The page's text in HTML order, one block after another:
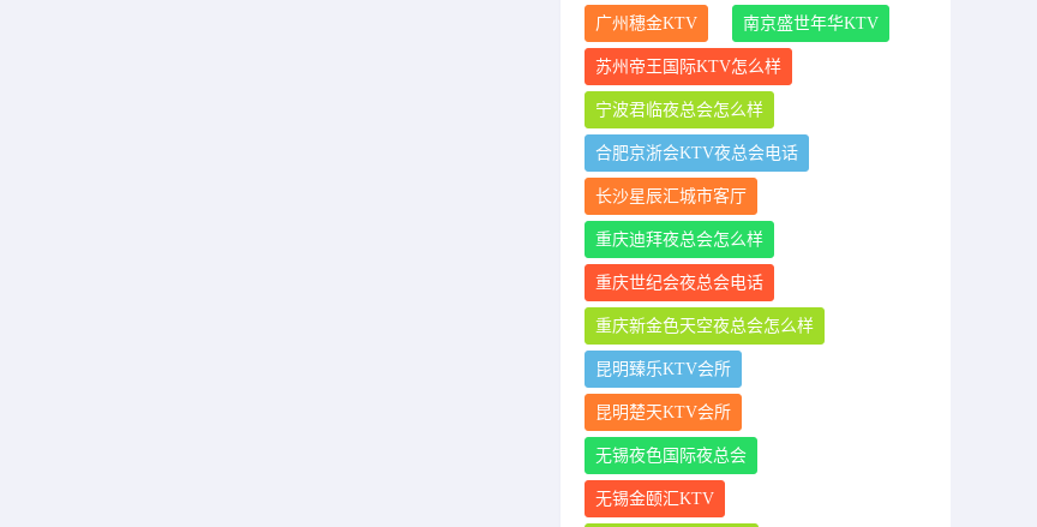
广州穗金KTV 南京盛世年华KTV
苏州帝王国际KTV怎么样
宁波君临夜总会怎么样
合肥京浙会KTV夜总会电话
长沙星辰汇城市客厅
重庆迪拜夜总会怎么样
重庆世纪会夜总会电话
重庆新金色天空夜总会怎么样
昆明臻乐KTV会所
昆明楚天KTV会所
无锡夜色国际夜总会
无锡金颐汇KTV